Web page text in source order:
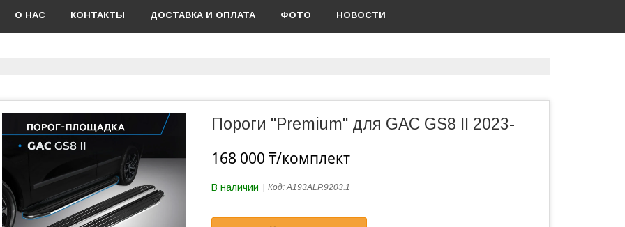
О НАС КОНТАКТЫ ДОСТАВКА И ОПЛАТА ФОТО НОВОСТИ
Пороги "Premium" для GAC GS8 II 2023-
168 000 ₸/комплект
В наличии Код:A193ALP.9203.1